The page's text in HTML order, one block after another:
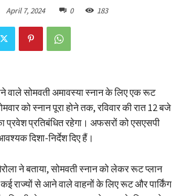
April 7, 2024 0 183
वाले सोमवती अमावस्या स्नान के लिए एक रूट
को स्नान पूरा होने तक, रविवार की रात 12 बजे
प्रवेश प्रतिबंधित रहेगा। अफसरों को एसएसपी
दिशा-निर्देश दिए हैं।
ने बताया, सोमवती स्नान को लेकर रूट प्लान
कई राज्यों से आने वाले वाहनों के लिए रूट और पार्किंग